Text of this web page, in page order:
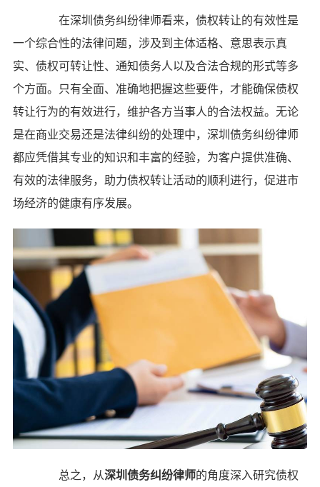
在深圳债务纠纷律师看来，债权转让的有效性是
一个综合性的法律问题，涉及到主体适格、意思表示真
实、债权可转让性、通知债务人以及合法合规的形式等多
个方面。只有全面、准确地把握这些要件，才能确保债权
转让行为的有效进行，维护各方当事人的合法权益。无论
是在商业交易还是法律纠纷的处理中，深圳债务纠纷律师
都应凭借其专业的知识和丰富的经验，为客户提供准确、
有效的法律服务，助力债权转让活动的顺利进行，促进市
场经济的健康有序发展。
总之，从深圳债务纠纷律师的角度深入研究债权